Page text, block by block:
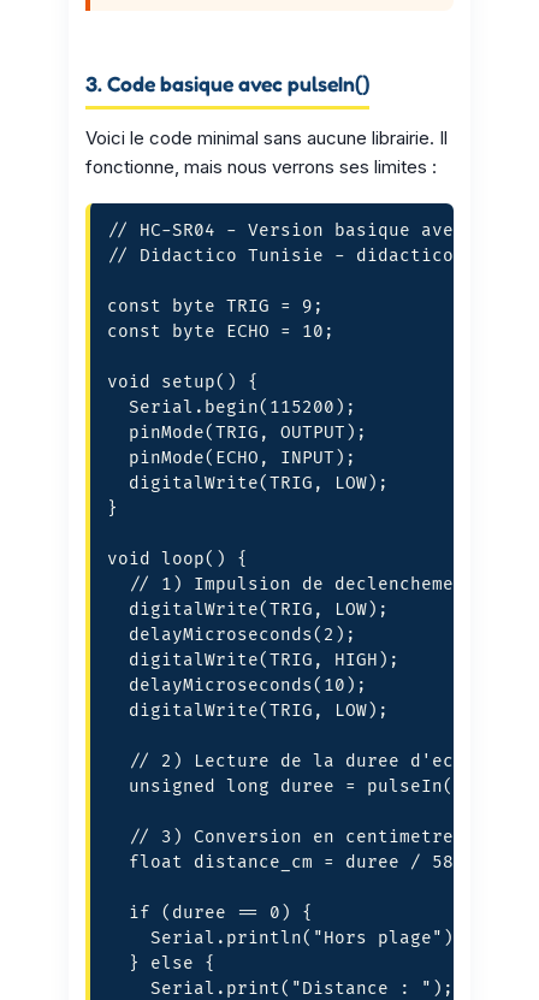
3. Code basique avec pulseIn()
Voici le code minimal sans aucune librairie. Il
fonctionne, mais nous verrons ses limites :
// HC-SR04 - Version basique avec
// Didactico Tunisie - didactico.tn
const byte TRIG = 9;
const byte ECHO = 10;
void setup() {
  Serial.begin(115200);
  pinMode(TRIG, OUTPUT);
  pinMode(ECHO, INPUT);
  digitalWrite(TRIG, LOW);
}
void loop() {
// 1) Impulsion de declenchement : 10
  digitalWrite(TRIG, LOW);
  delayMicroseconds(2);
  digitalWrite(TRIG, HIGH);
  delayMicroseconds(10);
  digitalWrite(TRIG, LOW);
// 2) Lecture de la duree d'echo
unsigned long duree = pulseIn(ECHO,
// 3) Conversion en centimetres
  float distance_cm = duree / 58.2;
  if (duree == 0) {
    Serial.println("Hors plage");
  } else {
    Serial.print("Distance : ");